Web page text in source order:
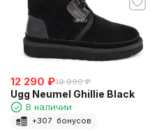
12 290 ₽19 990 ₽
Ugg Neumel Ghillie Black
В наличии
+307 бонусов